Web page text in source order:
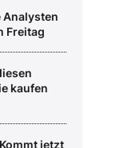
Analysten
Freitag
kaufen
jetzt